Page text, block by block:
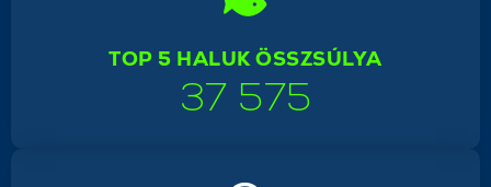
TOP 5 HALUK ÖSSZSÚLYA
37 575